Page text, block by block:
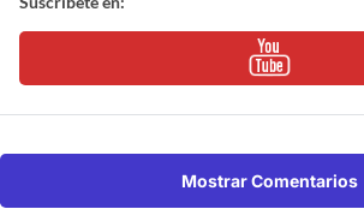
Mostrar Comentarios